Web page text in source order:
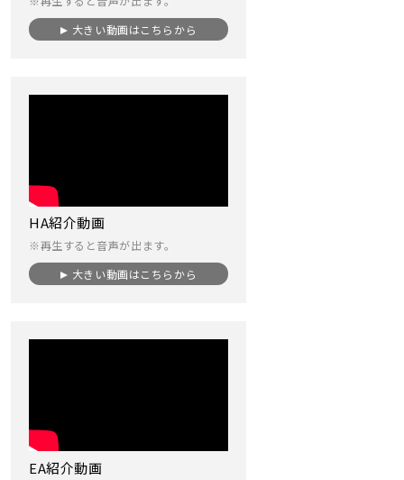
大きい動画はこちらから
HA紹介動画
※再生すると音声が出ます。
大きい動画はこちらから
EA紹介動画